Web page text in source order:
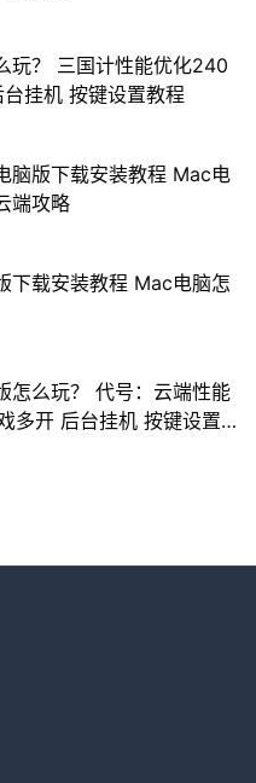
玩？ 三国计性能优化240
挂机 按键设置教程
脑版下载安装教程 Mac电
端攻略
下载安装教程 Mac电脑怎
怎么玩？ 代号：云端性能
多开 后台挂机 按键设置